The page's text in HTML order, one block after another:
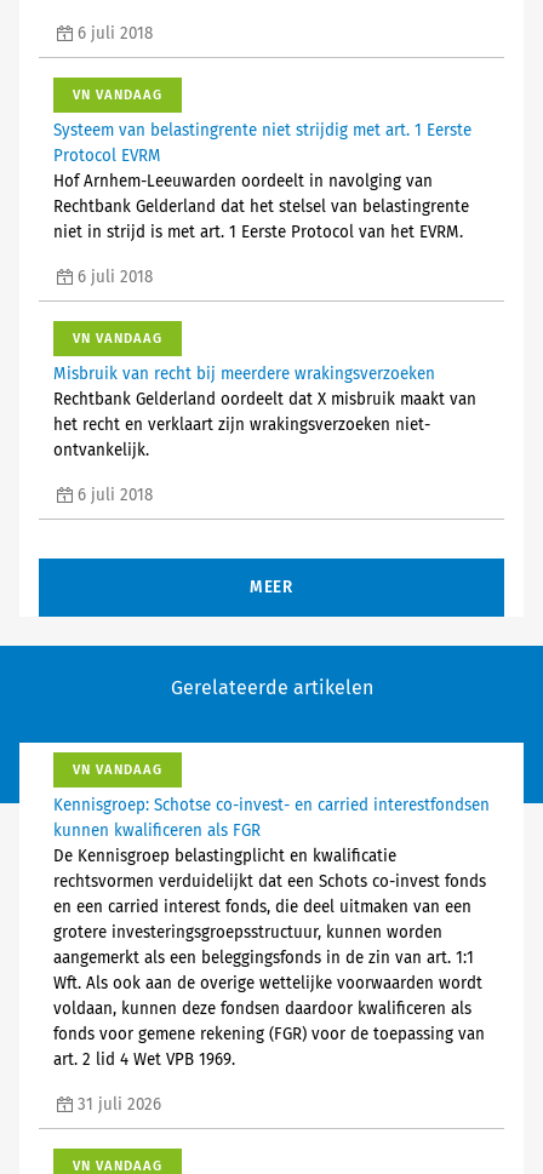
6 juli 2018
VN VANDAAG
Systeem van belastingrente niet strijdig met art. 1 Eerste
Protocol EVRM
Hof Arnhem-Leeuwarden oordeelt in navolging van
Rechtbank Gelderland dat het stelsel van belastingrente
niet in strijd is met art. 1 Eerste Protocol van het EVRM.
6 juli 2018
VN VANDAAG
Misbruik van recht bij meerdere wrakingsverzoeken
Rechtbank Gelderland oordeelt dat X misbruik maakt van
het recht en verklaart zijn wrakingsverzoeken niet-
ontvankelijk.
6 juli 2018
MEER
Gerelateerde artikelen
VN VANDAAG
Kennisgroep: Schotse co-invest- en carried interestfondsen
kunnen kwalificeren als FGR
De Kennisgroep belastingplicht en kwalificatie
rechtsvormen verduidelijkt dat een Schots co-invest fonds
en een carried interest fonds, die deel uitmaken van een
grotere investeringsgroepsstructuur, kunnen worden
aangemerkt als een beleggingsfonds in de zin van art. 1:1
Wft. Als ook aan de overige wettelijke voorwaarden wordt
voldaan, kunnen deze fondsen daardoor kwalificeren als
fonds voor gemene rekening (FGR) voor de toepassing van
art. 2 lid 4 Wet VPB 1969.
31 juli 2026
VN VANDAAG